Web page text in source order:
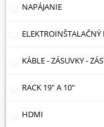
NAPÁJANIE
KÁBLE - ZÁSUVKY -
RACK 19" A 10"
HDMI
Cena: vzostupne